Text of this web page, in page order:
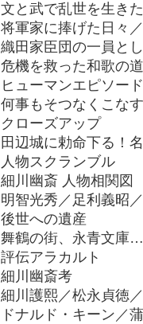
文と武で乱世を生き
将軍家に捧げた日々
織田家臣団の一員と
危機を救った和歌の道
ヒューマンエピソード
何事もそつなくこな
クローズアップ
田辺城に勅命下る！
人物スクランブル
細川幽斎 人物相関図
明智光秀／足利義昭
後世への遺産
舞鶴の街、永青文庫
評伝アラカルト
細川幽斎考
細川護熙／松永貞徳
ドナルド・キーン／